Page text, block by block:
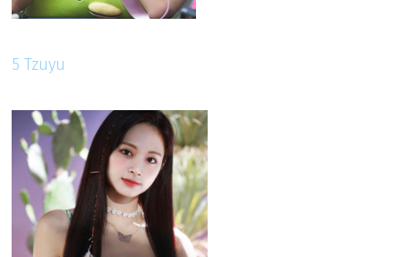
5 Tzuyu